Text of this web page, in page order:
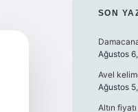
SON
Ağustos
Avel
Ağustos
Altın